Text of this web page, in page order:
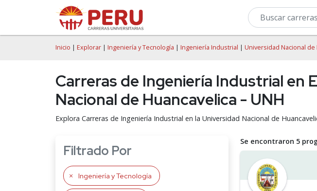
Inicio | Explorar | Ingeniería y Tecnología | Ingeniería Industrial | Universidad Nacional de
Carreras de Ingeniería Industrial en
Nacional de Huancavelica - UNH
Explora Carreras de Ingeniería Industrial en la Universidad Nacional de
Filtrado Por
Ingeniería y Tecnología
Se encontraron 5